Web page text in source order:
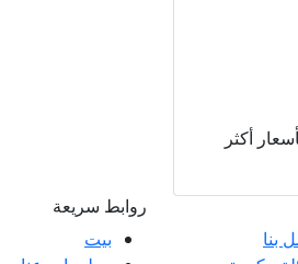
أكثر
بنا
روابط سريعة
بيت